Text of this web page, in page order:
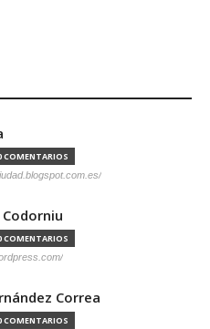
COMENTARIOS
COMENTARIOS
Correa
COMENTARIOS